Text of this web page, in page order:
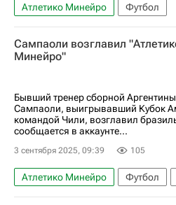
Атлетико Минейро
Футбол
Никола Влашич
ПФК ЦСКА
Вест Хэм Юнайтед
РПЛ 2026-2027 (Чемпионат
Сампаоли возглавил
Минейро"
Бывший тренер сборной
Сампаоли, выигрывавший Кубок
командой Чили, возглавил
сообщается в аккаунте...
3 сентября 2025, 09:39 105
Атлетико Минейро Футбол
Хорхе Сампаоли